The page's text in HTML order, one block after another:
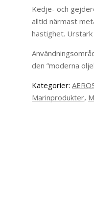
Kedje- och
alltid närmast
hastighet.
den ”moderna
Kategorier:
Marinprodukter,